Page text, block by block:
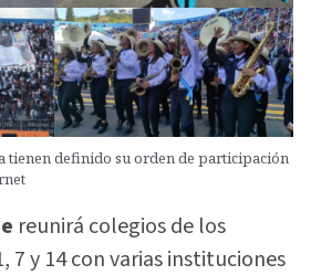
tienen definido su orden de participación
reunirá colegios de los
7 y 14 con varias instituciones